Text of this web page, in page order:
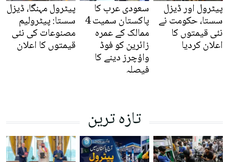
پیٹرول اور ڈیزل
سستا، حکومت نے
نئی قیمتوں کا
اعلان کردیا
سعودی عرب کا
پاکستان سمیت 4
ممالک کے عمرہ
زائرین کو فوڈ
واؤچرز دینے کا
فیصلہ
پیٹرول مہنگا، ڈیزل
سستا: پیٹرولیم
مصنوعات کی نئی
قیمتوں کا اعلان
تازہ ترین